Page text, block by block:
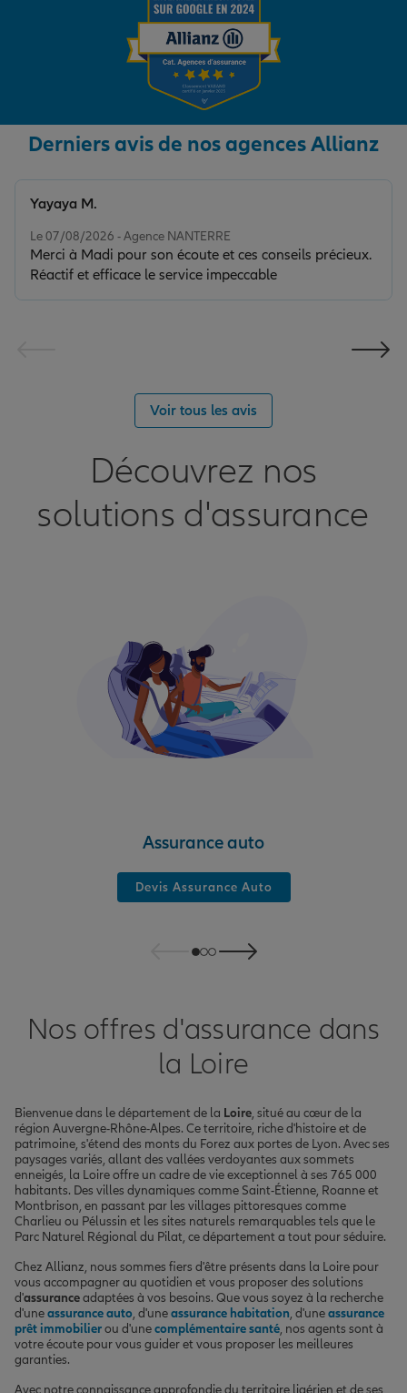
Derniers avis de nos agences Allianz
Le 07/08/2026 - Agence NANTERRE
Merci à Madi pour son écoute et ces conseils précieux.
Réactif et efficace le service impeccable
Yayaya M.
Voir tous les avis
Découvrez nos
solutions d'assurance
Assurance auto
Devis Assurance Auto
Nos offres d'assurance dans
la Loire
Bienvenue dans le département de la Loire, situé au cœur de la
région Auvergne-Rhône-Alpes. Ce territoire, riche d'histoire et de
patrimoine, s'étend des monts du Forez aux portes de Lyon. Avec ses
paysages variés, allant des vallées verdoyantes aux sommets
enneigés, la Loire offre un cadre de vie exceptionnel à ses 765 000
habitants. Des villes dynamiques comme Saint-Étienne, Roanne et
Montbrison, en passant par les villages pittoresques comme
Charlieu ou Pélussin et les sites naturels remarquables tels que le
Parc Naturel Régional du Pilat, ce département a tout pour séduire.
Chez Allianz, nous sommes fiers d'être présents dans la Loire pour
vous accompagner au quotidien et vous proposer des solutions
d'assuranceadaptées à vos besoins. Que vous soyez à la recherche
d'uneassurance auto, d'uneassurance habitation, d'uneassurance
prêt immobilierou d'unecomplémentaire santé, nos agents sont à
votre écoute pour vous guider et vous proposer les meilleures
garanties.